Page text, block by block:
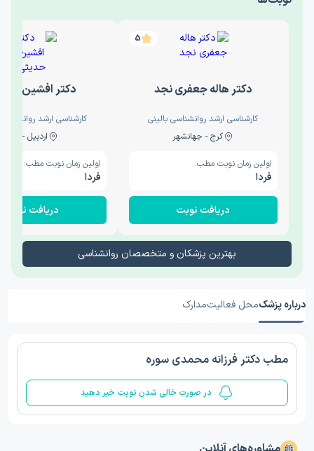
5
دکتر هاله جعفری نجد
کارشناسی ارشد روانشناسی بالینی
کرج - جهانشهر
اولین زمان نوبت مطب:
فردا
دریافت نوبت
دکتر افشین
کارشناسی ارشد
اردبیل - والی
اولین زمان نوبت مطب:
فردا
دریافت نوبت
بهترین پزشکان و متخصصان روانشناسی
درباره پزشکمحل فعالیتمدارک
مطب دکتر فرزانه محمدی سوره
در صورت خالی شدن نوبت خبر دهید